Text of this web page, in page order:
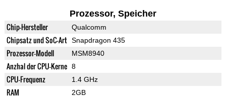
Prozessor, Speicher
Chip-Hersteller Qualcomm
Chipsatz und SoC-Art Snapdragon 435
Prozessor-Modell MSM8940
Anzhal der CPU-Kerne 8
CPU-Frequenz 1.4 GHz
RAM 2GB